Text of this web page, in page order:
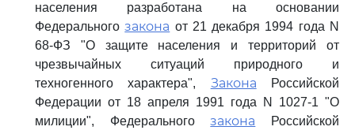
населения разработана на основании
Федеральногозакона от 21 декабря 1994 года N
68-ФЗ "О защите населения и территорий от
чрезвычайных ситуаций природного и
техногенного характера", Закона Российской
Федерации от 18 апреля 1991 года N 1027-1 "О
милиции", Федеральногозакона Российской